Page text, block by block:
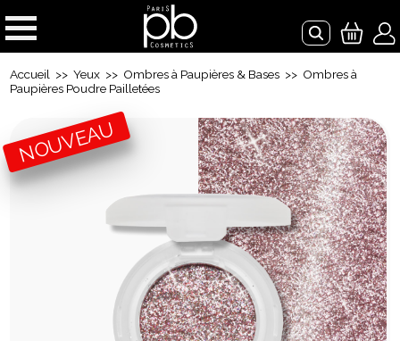
Accueil >>Yeux >> Ombres à Paupières & Bases >> Ombres à
Paupières Poudre Pailletées
NOUVEAU